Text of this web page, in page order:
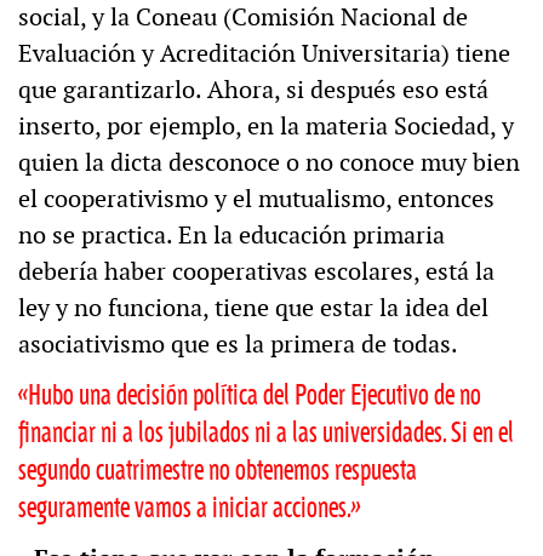
social, y la Coneau (Comisión Nacional de
Evaluación y Acreditación Universitaria) tiene
que garantizarlo. Ahora, si después eso está
inserto, por ejemplo, en la materia Sociedad, y
quien la dicta desconoce o no conoce muy bien
el cooperativismo y el mutualismo, entonces
no se practica. En la educación primaria
debería haber cooperativas escolares, está la
ley y no funciona, tiene que estar la idea del
asociativismo que es la primera de todas.
«Hubo una decisión política del Poder Ejecutivo de no
financiar ni a los jubilados ni a las universidades. Si en el
segundo cuatrimestre no obtenemos respuesta
seguramente vamos a iniciar acciones.»